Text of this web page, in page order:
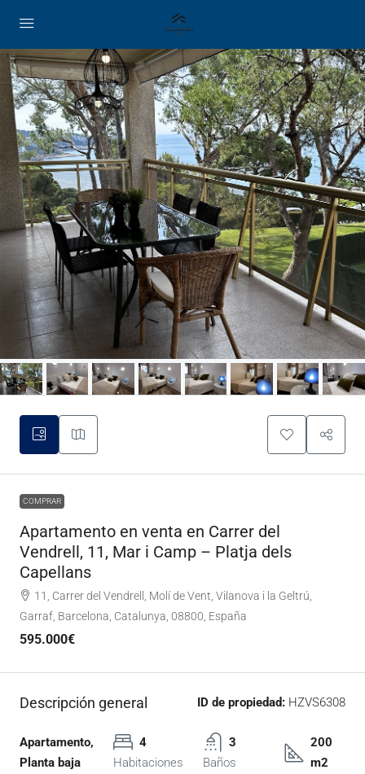
COMPRAR
Apartamento en venta en Carrer del
Vendrell, 11, Mar i Camp – Platja dels
Capellans
11, Carrer del Vendrell, Molí de Vent, Vilanova i la Geltrú,
Garraf, Barcelona, Catalunya, 08800, España
595.000€
Descripción general ID de propiedad: HZVS6308
Apartamento,
Planta baja
4
Habitaciones
3
Baños
200
m2